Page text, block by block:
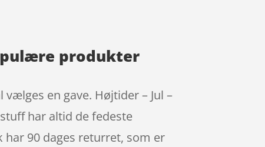
produkter
en gave. Højtider – Jul –
har altid de fedeste
90 dages returret, som er